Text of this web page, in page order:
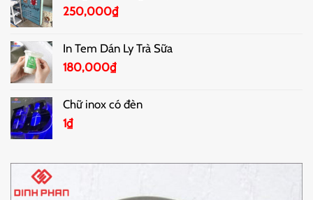
250,000₫
In Tem Dán Ly Trà Sữa
180,000₫
Chữ inox có đèn
1₫